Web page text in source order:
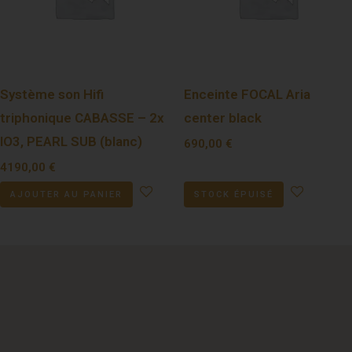
Système son Hifi
triphonique CABASSE – 2x
IO3, PEARL SUB (blanc)
4190,00 €
AJOUTER AU PANIER
Enceinte FOCAL Aria
center black
690,00 €
STOCK ÉPUISÉ